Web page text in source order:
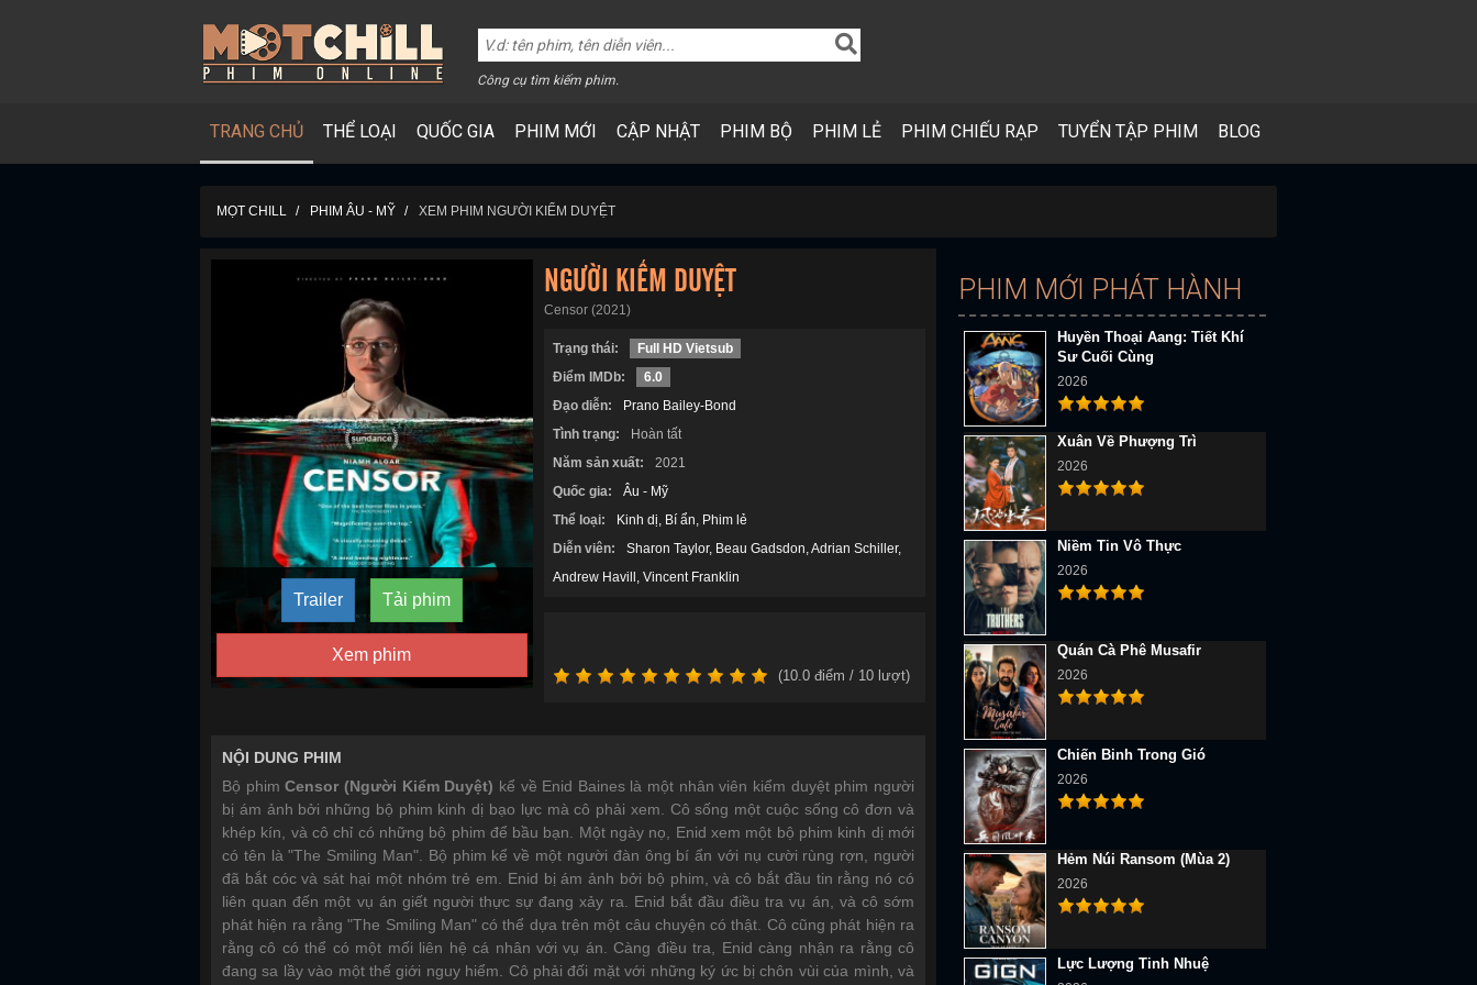
Công cụ tìm kiếm phim.
TRANG CHỦ THỂ LOẠI QUỐC GIA PHIM MỚI CẬP NHẬT PHIM BỘ PHIM LẺ PHIM CHIẾU RẠP TUYỂN TẬP PHIM BLOG
MỌT CHILL PHIM ÂU - MỸ XEM PHIM NGƯỜI KIỂM DUYỆT
Trailer Tải phim
Xem phim
NGƯỜI KIỂM DUYỆT
Censor (2021)
Trạng thái:
Full HD Vietsub
Điểm IMDb:
6.0
Đạo diễn:
Prano Bailey-Bond
Tình trạng:
Hoàn tất
Năm sản xuất:
2021
Quốc gia:
Âu - Mỹ
Thể loại:
Kinh dị Bí ẩn
Phim lẻ
Diễn viên:
Sharon Taylor Beau Gadsdon Adrian Schiller
Andrew Havill
Vincent Franklin
(10.0điểm / 10lượt)
NỘI DUNG PHIM
Bộ phimCensor (Người Kiểm Duyệt) kể về Enid Baines là một nhân viên kiểm duyệt phim người
bị ám ảnh bởi những bộ phim kinh dị bạo lực mà cô phải xem. Cô sống một cuộc sống cô đơn và
khép kín, và cô chỉ có những bộ phim để bầu bạn. Một ngày nọ, Enid xem một bộ phim kinh dị mới
có tên là "The Smiling Man". Bộ phim kể về một người đàn ông bí ẩn với nụ cười rùng rợn, người
đã bắt cóc và sát hại một nhóm trẻ em. Enid bị ám ảnh bởi bộ phim, và cô bắt đầu tin rằng nó có
liên quan đến một vụ án giết người thực sự đang xảy ra. Enid bắt đầu điều tra vụ án, và cô sớm
phát hiện ra rằng "The Smiling Man" có thể dựa trên một câu chuyện có thật. Cô cũng phát hiện ra
rằng cô có thể có một mối liên hệ cá nhân với vụ án. Càng điều tra, Enid càng nhận ra rằng cô
đang sa lầy vào một thế giới nguy hiểm. Cô phải đối mặt với những ký ức bị chôn vùi của mình, và
PHIM MỚI PHÁT HÀNH
Huyền Thoại Aang: Tiết Khí
Sư Cuối Cùng
2026
Xuân Về Phượng Trì
2026
Niềm Tin Vô Thực
2026
Quán Cà Phê Musafir
2026
Chiến Binh Trong Gió
2026
Hẻm Núi Ransom (Mùa 2)
2026
Lực Lượng Tinh Nhuệ